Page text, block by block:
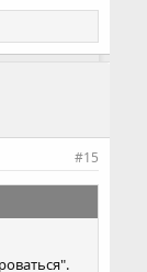
#15